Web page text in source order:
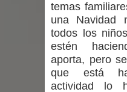
Dos
un forado
temas
una Navidad
todos los
estén
aporta, pero
que está
actividad lo